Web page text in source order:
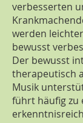
verbesserten
werden
bewusst
Der bewusst
therapeutisch
Musik
führt häufig zu